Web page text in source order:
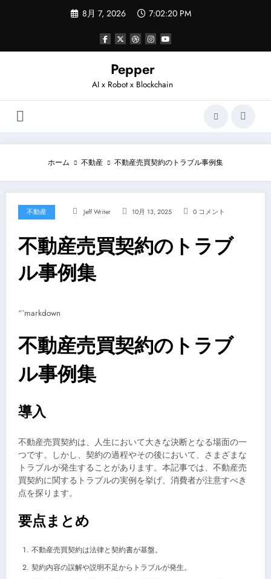
ツ
8月 7, 2026 7:02:20 PM
Pepper
AI x Robot x Blockchain
ホーム 不動産 不動産売買契約のトラブル事例集
不動産 Jeff Writer 10月 13, 2025 0 コメント
不動産売買契約のトラブ
ル事例集
“`markdown
不動産売買契約のトラブ
ル事例集
導入
不動産売買契約は、人生において大きな決断となる場面の一
つです。しかし、契約の過程やその後において、さまざまな
トラブルが発生することがあります。本記事では、不動産売
買契約に関するトラブルの実例を挙げ、消費者が注意すべき
点を探ります。
要点まとめ
不動産売買契約は法律と契約書が基盤。
契約内容の誤解や説明不足からトラブルが発生。